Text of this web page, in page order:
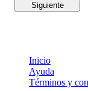
Siguiente
Inicio
Ayuda
Términos y